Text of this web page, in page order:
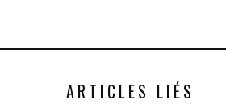
ARTICLES LIÉS